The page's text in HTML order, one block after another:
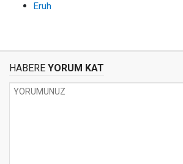
Eruh
HABERE YORUM KAT